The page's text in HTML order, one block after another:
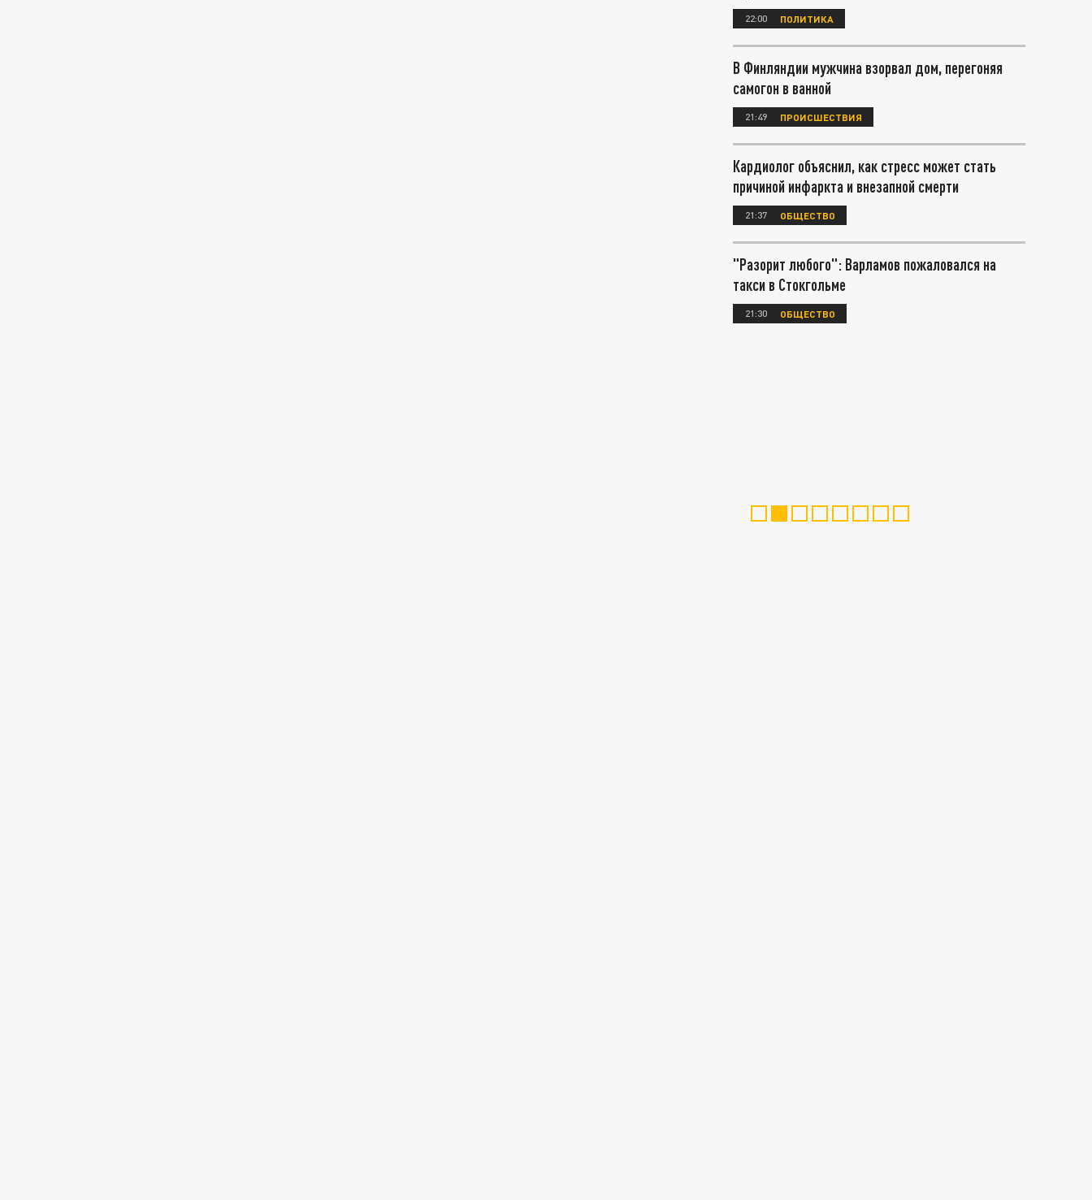
22:00 ПОЛИТИКА
В Финляндии мужчина взорвал дом, перегоняя
самогон в ванной
21:49 ПРОИСШЕСТВИЯ
Кардиолог объяснил, как стресс может стать
причиной инфаркта и внезапной смерти
21:37 ОБЩЕСТВО
"Разорит любого": Варламов пожаловался на
такси в Стокгольме
21:30 ОБЩЕСТВО